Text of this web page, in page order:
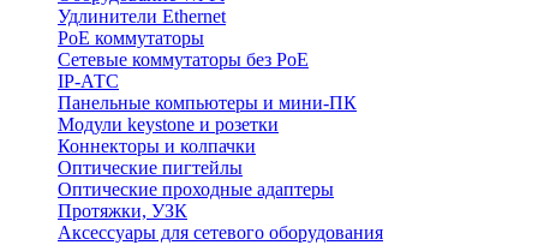
Удлинители Ethernet
PoE коммутаторы
Сетевые коммутаторы без PoE
IP-АТС
Панельные компьютеры и мини-ПК
Модули keystone и розетки
Коннекторы и колпачки
Оптические пигтейлы
Оптические проходные адаптеры
Протяжки, УЗК
Аксессуары для сетевого оборудования